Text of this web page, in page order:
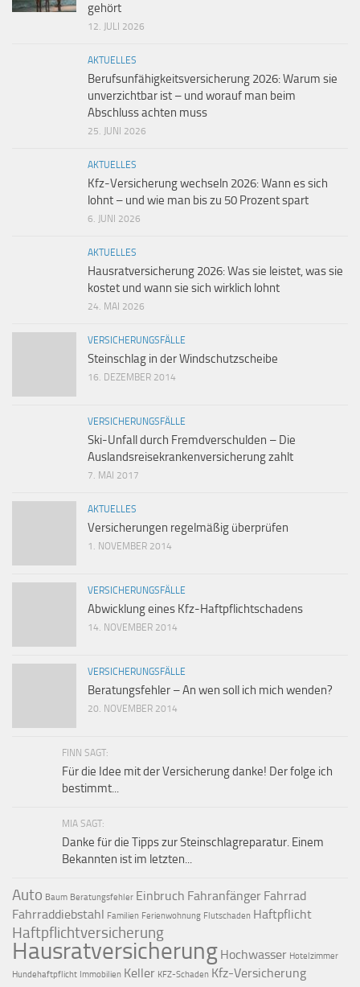
gehört
12. JULI 2026
AKTUELLES
Berufsunfähigkeitsversicherung 2026: Warum sie
unverzichtbar ist – und worauf man beim
Abschluss achten muss
25. JUNI 2026
AKTUELLES
Kfz-Versicherung wechseln 2026: Wann es sich
lohnt – und wie man bis zu 50 Prozent spart
6. JUNI 2026
AKTUELLES
Hausratversicherung 2026: Was sie leistet, was sie
kostet und wann sie sich wirklich lohnt
24. MAI 2026
VERSICHERUNGSFÄLLE
Steinschlag in der Windschutzscheibe
16. DEZEMBER 2014
VERSICHERUNGSFÄLLE
Ski-Unfall durch Fremdverschulden – Die
Auslandsreisekrankenversicherung zahlt
7. MAI 2017
AKTUELLES
Versicherungen regelmäßig überprüfen
1. NOVEMBER 2014
VERSICHERUNGSFÄLLE
Abwicklung eines Kfz-Haftpflichtschadens
14. NOVEMBER 2014
VERSICHERUNGSFÄLLE
Beratungsfehler – An wen soll ich mich wenden?
20. NOVEMBER 2014
FINN SAGT:
Für die Idee mit der Versicherung danke! Der folge ich
bestimmt...
MIA SAGT:
Danke für die Tipps zur Steinschlagreparatur. Einem
Bekannten ist im letzten...
Auto Baum Beratungsfehler Einbruch Fahranfänger Fahrrad
Fahrraddiebstahl Familien Ferienwohnung Flutschaden Haftpflicht
Haftpflichtversicherung
Hausratversicherung Hochwasser Hotelzimmer
Hundehaftpflicht Immobilien Keller KFZ-Schaden Kfz-Versicherung